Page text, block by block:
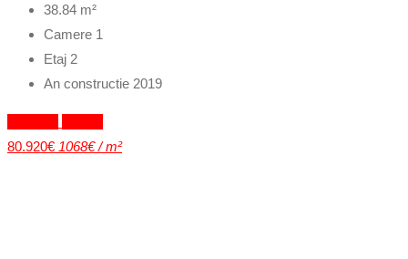
38.84 m²
Camere 1
Etaj 2
An constructie 2019
80.920€ 1068€ / m²